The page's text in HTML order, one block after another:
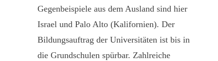
Gegenbeispiele aus dem Ausland sind hier
Israel und Palo Alto (Kalifornien). Der
Bildungsauftrag der Universitäten ist bis in
die Grundschulen spürbar. Zahlreiche